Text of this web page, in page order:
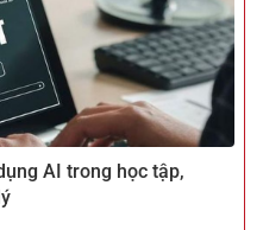
AI trong học tập,